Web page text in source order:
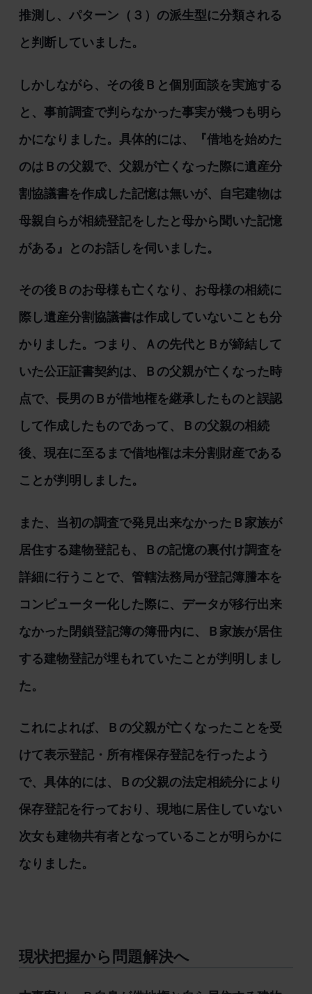
推測し、パターン（３）の派生型に分類される
と判断していました。
しかしながら、その後Ｂと個別面談を実施する
と、事前調査で判らなかった事実が幾つも明ら
かになりました。具体的には、『借地を始めた
のはＢの父親で、父親が亡くなった際に遺産分
割協議書を作成した記憶は無いが、自宅建物は
母親自らが相続登記をしたと母から聞いた記憶
がある』とのお話しを伺いました。
その後Ｂのお母様も亡くなり、お母様の相続に
際し遺産分割協議書は作成していないことも分
かりました。つまり、Ａの先代とＢが締結して
いた公正証書契約は、Ｂの父親が亡くなった時
点で、長男のＢが借地権を継承したものと誤認
して作成したものであって、Ｂの父親の相続
後、現在に至るまで借地権は未分割財産である
ことが判明しました。
また、当初の調査で発見出来なかったＢ家族が
居住する建物登記も、Ｂの記憶の裏付け調査を
詳細に行うことで、管轄法務局が登記簿謄本を
コンピューター化した際に、データが移行出来
なかった閉鎖登記簿の簿冊内に、Ｂ家族が居住
する建物登記が埋もれていたことが判明しまし
た。
これによれば、Ｂの父親が亡くなったことを受
けて表示登記・所有権保存登記を行ったよう
で、具体的には、Ｂの父親の法定相続分により
保存登記を行っており、現地に居住していない
次女も建物共有者となっていることが明らかに
なりました。
現状把握から問題解決へ